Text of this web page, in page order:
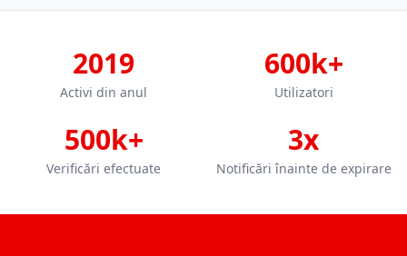
2019
Activi din anul
600k+
Utilizatori
500k+
Verificări efectuate
3x
Notificări înainte de expirare